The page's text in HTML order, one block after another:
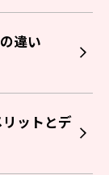
違い
ットとデ